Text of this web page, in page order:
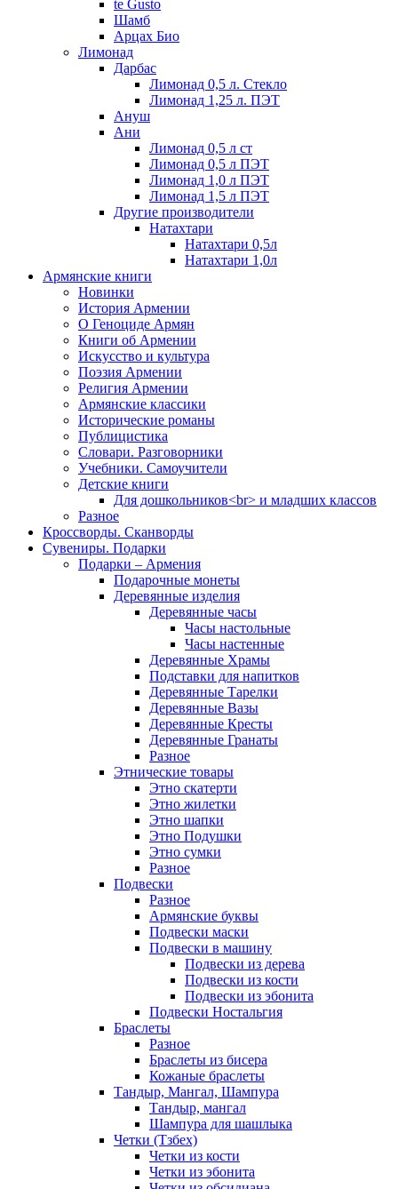
te Gusto
Шамб
Арцах Био
Лимонад
Дарбас
Лимонад 0,5 л. Стекло
Лимонад 1,25 л. ПЭТ
Ануш
Ани
Лимонад 0,5 л ст
Лимонад 0,5 л ПЭТ
Лимонад 1,0 л ПЭТ
Лимонад 1,5 л ПЭТ
Другие производители
Натахтари
Натахтари 0,5л
Натахтари 1,0л
Армянские книги
Новинки
История Армении
О Геноциде Армян
Книги об Армении
Иcкусство и культура
Поэзия Армении
Религия Армении
Армянские классики
Исторические романы
Публицистика
Словари. Разговорники
Учебники. Самоучители
Детские книги
Для дошкольников<br> и младших классов
Разное
Кроссворды. Сканворды
Сувениры. Подарки
Подарки – Армения
Подарочные монеты
Деревянные изделия
Деревянные часы
Часы настольные
Часы настенные
Деревянные Храмы
Подставки для напитков
Деревянные Тарелки
Деревянные Вазы
Деревянные Кресты
Деревянные Гранаты
Разное
Этнические товары
Этно скатерти
Этно жилетки
Этно шапки
Этно Подушки
Этно сумки
Разное
Подвески
Разное
Армянские буквы
Подвески маски
Подвески в машину
Подвески из дерева
Подвески из кости
Подвески из эбонита
Подвески Ностальгия
Браслеты
Разное
Браслеты из бисера
Кожаные браслеты
Тандыр, Мангал, Шампура
Тандыр, мангал
Шампура для шашлыка
Четки (Тзбех)
Четки из кости
Четки из эбонита